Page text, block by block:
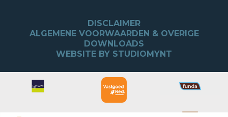
DISCLAIMER
ALGEMENE VOORWAARDEN & OVERIGE
DOWNLOADS
WEBSITE BY STUDIOMYNT